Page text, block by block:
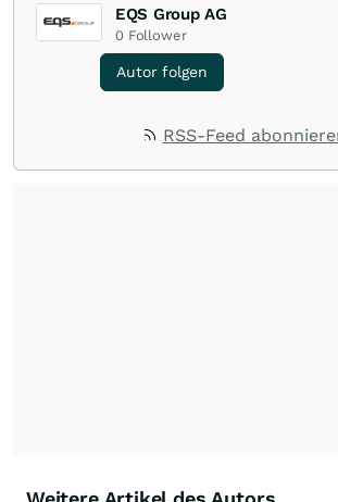
EQS Group AG
0 Follower
Autor folgen
RSS-Feed